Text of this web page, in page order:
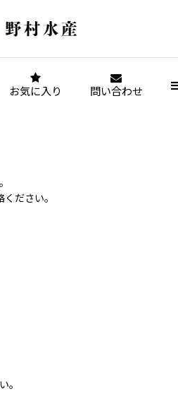
お気に入り 問い合わせ
ださい。
。